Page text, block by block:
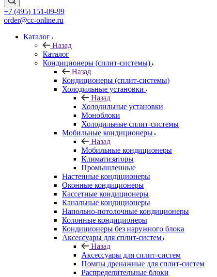
+7 (495) 151-09-99
order@cc-online.ru
Каталог
Назад
Каталог
Кондиционеры (сплит-системы)
Назад
Кондиционеры (сплит-системы)
Холодильные установки
Назад
Холодильные установки
Моноблоки
Холодильные сплит-системы
Мобильные кондиционеры
Назад
Мобильные кондиционеры
Климатизаторы
Промышленные
Настенные кондиционеры
Оконные кондиционеры
Кассетные кондиционеры
Канальные кондиционеры
Напольно-потолочные кондиционеры
Колонные кондиционеры
Кондиционеры без наружного блока
Аксессуары для сплит-систем
Назад
Аксессуары для сплит-систем
Помпы дренажные для сплит-систем
Распределительные блоки